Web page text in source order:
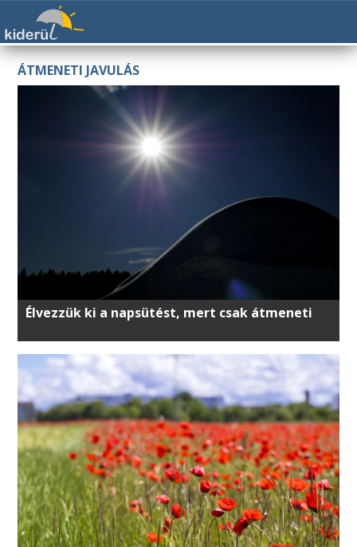
ÁTMENETI JAVULÁS
Élvezzük ki a napsütést, mert csak átmeneti